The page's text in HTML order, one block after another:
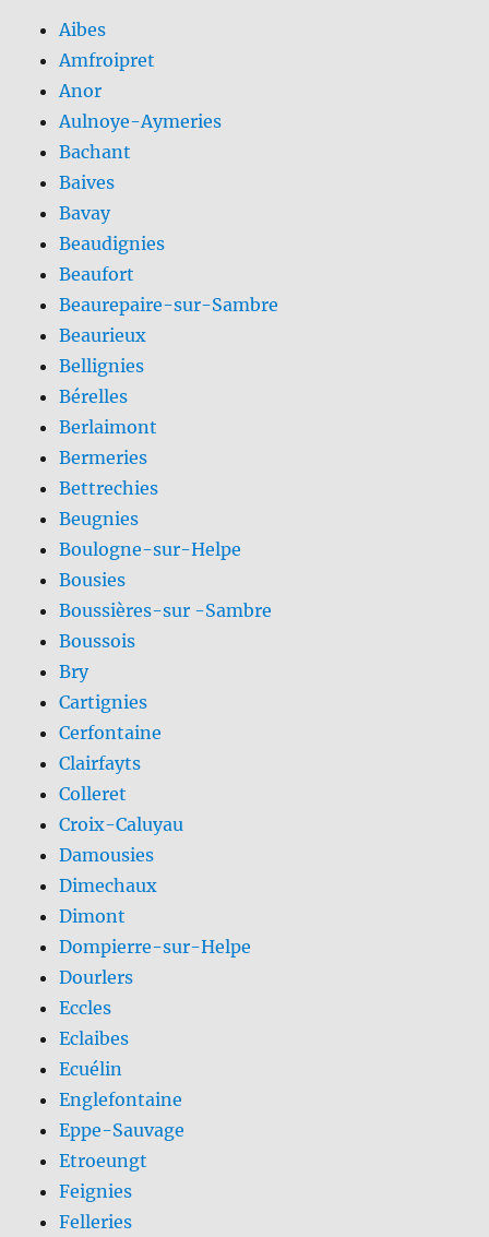
Aibes
Amfroipret
Anor
Aulnoye-Aymeries
Bachant
Baives
Bavay
Beaudignies
Beaufort
Beaurepaire-sur-Sambre
Beaurieux
Bellignies
Bérelles
Berlaimont
Bermeries
Bettrechies
Beugnies
Boulogne-sur-Helpe
Bousies
Boussières-sur -Sambre
Boussois
Bry
Cartignies
Cerfontaine
Clairfayts
Colleret
Croix-Caluyau
Damousies
Dimechaux
Dimont
Dompierre-sur-Helpe
Dourlers
Eccles
Eclaibes
Ecuélin
Englefontaine
Eppe-Sauvage
Etroeungt
Feignies
Felleries